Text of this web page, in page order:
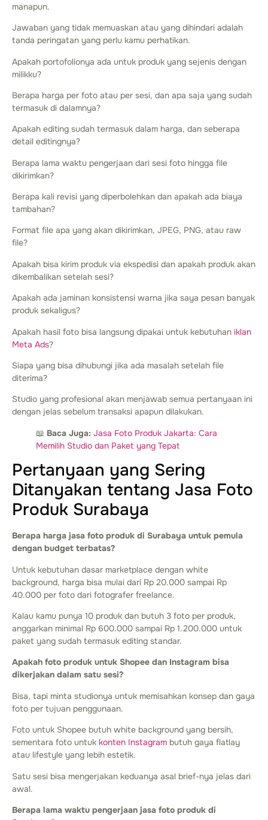
manapun.
Jawaban yang tidak memuaskan atau yang dihindari adalah
tanda peringatan yang perlu kamu perhatikan.
Apakah portofolionya ada untuk produk yang sejenis dengan
milikku?
Berapa harga per foto atau per sesi, dan apa saja yang sudah
termasuk di dalamnya?
Apakah editing sudah termasuk dalam harga, dan seberapa
detail editingnya?
Berapa lama waktu pengerjaan dari sesi foto hingga file
dikirimkan?
Berapa kali revisi yang diperbolehkan dan apakah ada biaya
tambahan?
Format file apa yang akan dikirimkan, JPEG, PNG, atau raw
file?
Apakah bisa kirim produk via ekspedisi dan apakah produk akan
dikembalikan setelah sesi?
Apakah ada jaminan konsistensi warna jika saya pesan banyak
produk sekaligus?
Apakah hasil foto bisa langsung dipakai untuk kebutuhan iklan
Meta Ads?
Siapa yang bisa dihubungi jika ada masalah setelah file
diterima?
Studio yang profesional akan menjawab semua pertanyaan ini
dengan jelas sebelum transaksi apapun dilakukan.
📖 Baca Juga: Jasa Foto Produk Jakarta: Cara
Memilih Studio dan Paket yang Tepat
Pertanyaan yang Sering
Ditanyakan tentang Jasa Foto
Produk Surabaya
Berapa harga jasa foto produk di Surabaya untuk pemula
dengan budget terbatas?
Untuk kebutuhan dasar marketplace dengan white
background, harga bisa mulai dari Rp 20.000 sampai Rp
40.000 per foto dari fotografer freelance.
Kalau kamu punya 10 produk dan butuh 3 foto per produk,
anggarkan minimal Rp 600.000 sampai Rp 1.200.000 untuk
paket yang sudah termasuk editing standar.
Apakah foto produk untuk Shopee dan Instagram bisa
dikerjakan dalam satu sesi?
Bisa, tapi minta studionya untuk memisahkan konsep dan gaya
foto per tujuan penggunaan.
Foto untuk Shopee butuh white background yang bersih,
sementara foto untuk konten Instagram butuh gaya flatlay
atau lifestyle yang lebih estetik.
Satu sesi bisa mengerjakan keduanya asal brief-nya jelas dari
awal.
Berapa lama waktu pengerjaan jasa foto produk di